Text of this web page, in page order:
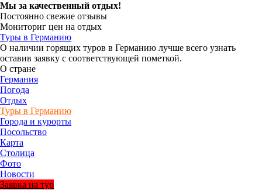
Мы за качественный отдых!
Постоянно свежие отзывы
Мониториг цен на отдых
Туры в Германию
О наличии горящих туров в Германию лучше всего узнать
оставив заявку с соответствующей пометкой.
О стране
Германия
Погода
Отдых
Туры в Германию
Города и курорты
Посольство
Карта
Столица
Фото
Новости
Заявка на тур